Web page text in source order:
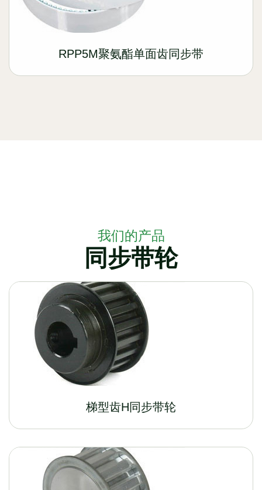
RPP5M聚氨酯单面齿同步带
我们的产品
同步带轮
梯型齿H同步带轮